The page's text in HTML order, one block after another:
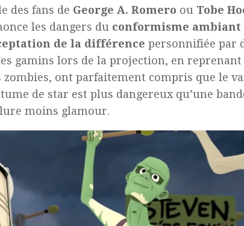
des fans de George A. Romero ou Tobe
les dangers du conformisme ambiant
de la différence personnifiée par
gamins lors de la projection, en reprenant
zombies, ont parfaitement compris que le
de star est plus dangereux qu’une
moins glamour.